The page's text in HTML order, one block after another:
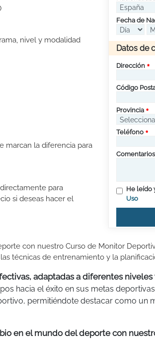
nivel y modalidad
marcan la diferencia para
para
si deseas hacer el
Fecha de
Datos de
Dirección
Código
Provincia
Teléfono
Comentarios
He leído
Uso
con nuestro Curso de Monitor
técnicas de entrenamiento y la
adaptadas a diferentes
hacia el éxito en sus metas
permitiéndote destacar como un
en el mundo del deporte con